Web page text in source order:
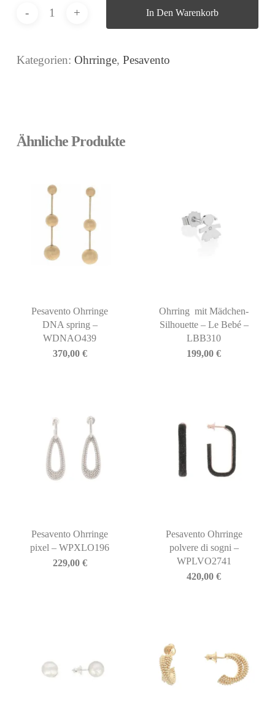
In Den Warenkorb
Kategorien: Ohrringe, Pesavento
Ähnliche Produkte
Pesavento Ohrringe
DNA spring –
WDNAO439
370,00 €
Ohrring mit Mädchen-
Silhouette – Le Bebé –
LBB310
199,00€
Pesavento Ohrringe
pixel – WPXLO196
229,00 €
Pesavento Ohrringe
polvere di sogni –
WPLVO2741
420,00€